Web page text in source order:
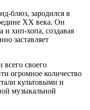
блюз, зародился в
XX века. Он
и хип-хопа, создавая
заставляет
своего
огромное количество
культовыми и
музыкальной